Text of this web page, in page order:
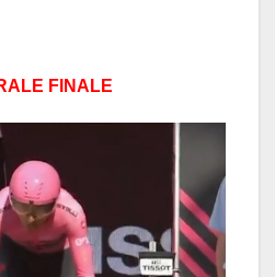
FINALE